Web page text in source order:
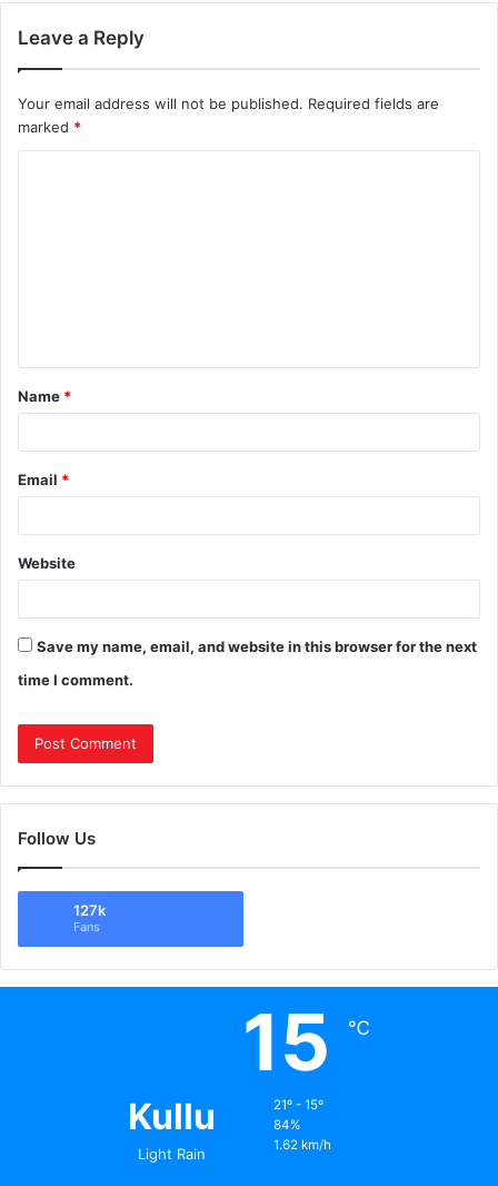
Leave a Reply
Your email address will not be published. Required fields are
marked *
Name *
Email *
Website
Save my name, email, and website in this browser for the next
time I comment.
Follow Us
127k
Fans
Kullu
Light Rain
15 ℃
21º - 15º
84%
1.62 km/h